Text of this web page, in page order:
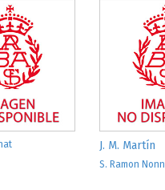
J. M. Martín
S. Ramon